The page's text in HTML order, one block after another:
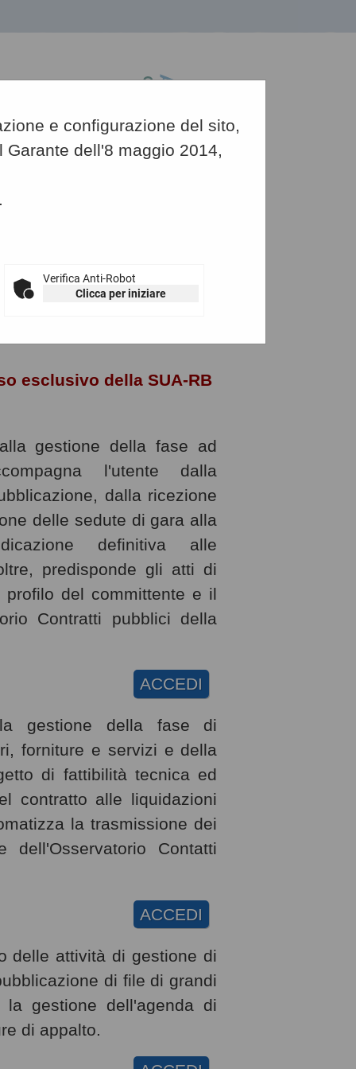
Grafica
per la SUA-RB
e configurazione del sito,
dell'8 maggio 2014,
Verifica Anti-Robot
Clicca per iniziare
esclusivo della SUA-RB
gestione della fase ad
l'utente dalla
dalla ricezione
delle sedute di gara alla
definitiva alle
predisponde gli atti di
del committente e il
Contratti pubblici della
ACCEDI
gestione della fase di
forniture e servizi e della
di fattibilità tecnica ed
contratto alle liquidazioni
la trasmissione dei
Contatti
ACCEDI
delle attività di gestione di
di file di grandi
gestione dell'agenda di
di appalto.